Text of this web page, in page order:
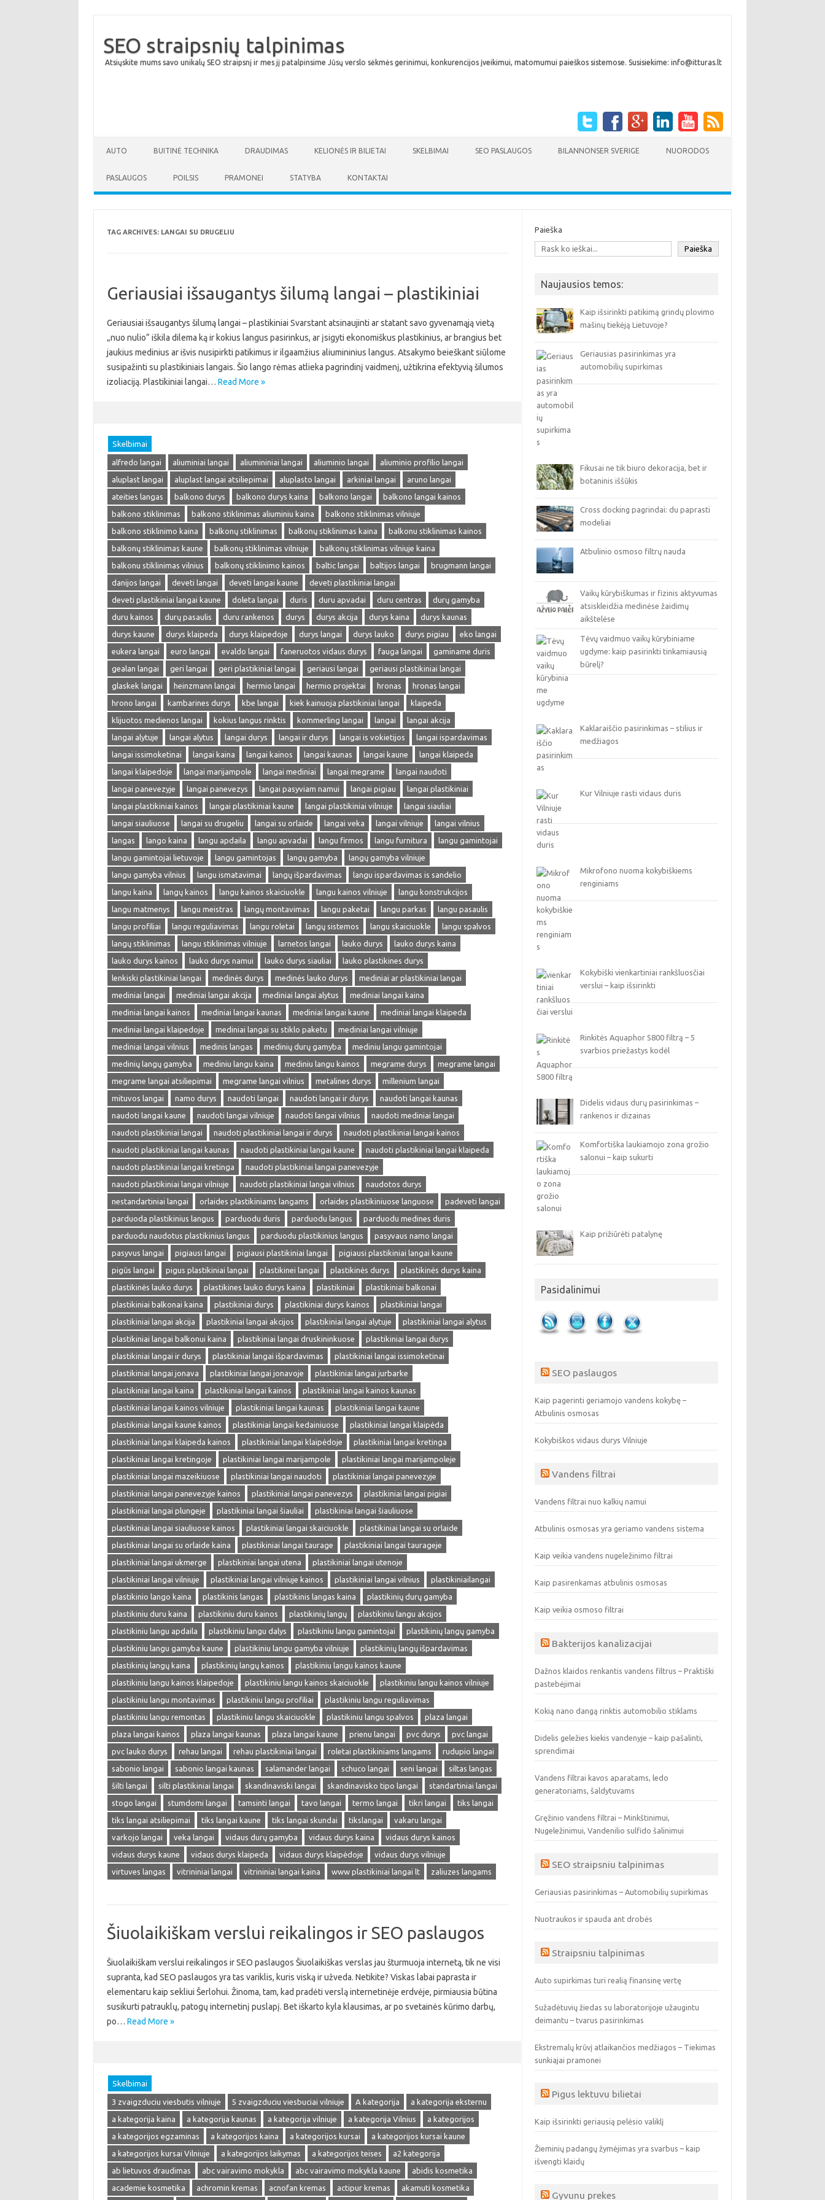
SEO straipsnių talpinimas
Atsiųskite mums savo unikalų SEO straipsnį ir mes jį patalpinsime Jūsų verslo sėkmės gerinimui, konkurencijos įveikimui, matomumui paieškos sistemose. Susisiekime: info@itturas.lt
AUTO BUITINĖ TECHNIKA DRAUDIMAS KELIONĖS IR BILIETAI SKELBIMAI SEO PASLAUGOS BILANNONSER SVERIGE NUORODOS
PASLAUGOS POILSIS PRAMONEI STATYBA KONTAKTAI
TAG ARCHIVES: LANGAI SU DRUGELIU
Geriausiai išsaugantys šilumą langai – plastikiniai
Geriausiai išsaugantys šilumą langai – plastikiniai Svarstant atsinaujinti ar statant savo gyvenamąją vietą
„nuo nulio“ iškila dilema ką ir kokius langus pasirinkus, ar įsigyti ekonomiškus plastikinius, ar brangius bet
jaukius medinius ar išvis nusipirkti patikimus ir ilgaamžius aliumininius langus. Atsakymo beieškant siūlome
susipažinti su plastikiniais langais. Šio lango rėmas atlieka pagrindinį vaidmenį, užtikrina efektyvią šilumos
izoliaciją. Plastikiniai langai… Read More »
Skelbimai
alfredo langai aliuminiai langai aliumininiai langai aliuminio langai
aliuminio profilio langai
aluplast langai
aluplast langai atsiliepimai aluplasto langai arkiniai langai
aruno langai
ateities langas
balkono durys balkono durys kaina balkono langai
balkono langai kainos
balkono stiklinimas
balkono stiklinimas aliuminiu kaina
balkono stiklinimas vilniuje
balkono stiklinimo kaina
balkonų stiklinimas balkonų stiklinimas kaina
balkonu stiklinimas kainos
balkonų stiklinimas kaune
balkonų stiklinimas vilniuje
balkonų stiklinimas vilniuje kaina
balkonu stiklinimas vilnius
balkonų stiklinimo kainos baltic langai baltijos langai
brugmann langai
danijos langai
deveti langai deveti langai kaune
deveti plastikiniai langai
deveti plastikiniai langai kaune
doleta langai duris duru apvadai duru centras
durų gamyba
duru kainos
durų pasaulis duru rankenos durys durys akcija durys kaina
durys kaunas
durys kaune
durys klaipeda durys klaipedoje durys langai durys lauko durys pigiau
eko langai
eukera langai
euro langai evaldo langai faneruotos vidaus durys fauga langai
gaminame duris
gealan langai
geri langai geri plastikiniai langai geriausi langai
geriausi plastikiniai langai
glaskek langai
heinzmann langai hermio langai hermio projektai hronas
hronas langai
hrono langai
kambarines durys kbe langai kiek kainuoja plastikiniai langai
klaipeda
klijuotos medienos langai
kokius langus rinktis kommerling langai langai
langai akcija
langai alytuje
langai alytus langai durys langai ir durys langai is vokietijos
langai ispardavimas
langai issimoketinai
langai kaina langai kainos langai kaunas langai kaune
langai klaipeda
langai klaipedoje
langai marijampole langai mediniai langai megrame
langai naudoti
langai panevezyje
langai panevezys langai pasyviam namui langai pigiau
langai plastikiniai
langai plastikiniai kainos
langai plastikiniai kaune langai plastikiniai vilniuje
langai siauliai
langai siauliuose
langai su drugeliu langai su orlaide langai veka langai vilniuje
langai vilnius
langas
lango kaina langu apdaila langu apvadai langu firmos langu furnitura
langu gamintojai
langu gamintojai lietuvoje
langu gamintojas langų gamyba
langų gamyba vilniuje
langu gamyba vilnius
langu ismatavimai langų išpardavimas
langu ispardavimas is sandelio
langu kaina
langų kainos langu kainos skaiciuokle langu kainos vilniuje
langu konstrukcijos
langu matmenys
langu meistras langų montavimas langu paketai langu parkas
langu pasaulis
langu profiliai
langu reguliavimas langu roletai langų sistemos langu skaiciuokle
langu spalvos
langų stiklinimas
langu stiklinimas vilniuje larnetos langai lauko durys
lauko durys kaina
lauko durys kainos
lauko durys namui lauko durys siauliai
lauko plastikines durys
lenkiski plastikiniai langai
medinės durys medinės lauko durys
mediniai ar plastikiniai langai
mediniai langai
mediniai langai akcija mediniai langai alytus
mediniai langai kaina
mediniai langai kainos
mediniai langai kaunas mediniai langai kaune
mediniai langai klaipeda
mediniai langai klaipedoje
mediniai langai su stiklo paketu
mediniai langai vilniuje
mediniai langai vilnius
medinis langas medinių durų gamyba
mediniu langu gamintojai
medinių langų gamyba
mediniu langu kaina mediniu langu kainos megrame durys
megrame langai
megrame langai atsiliepimai
megrame langai vilnius metalines durys
millenium langai
mituvos langai
namo durys naudoti langai naudoti langai ir durys
naudoti langai kaunas
naudoti langai kaune
naudoti langai vilniuje naudoti langai vilnius
naudoti mediniai langai
naudoti plastikiniai langai
naudoti plastikiniai langai ir durys
naudoti plastikiniai langai kainos
naudoti plastikiniai langai kaunas
naudoti plastikiniai langai kaune
naudoti plastikiniai langai klaipeda
naudoti plastikiniai langai kretinga
naudoti plastikiniai langai panevezyje
naudoti plastikiniai langai vilniuje
naudoti plastikiniai langai vilnius
naudotos durys
nestandartiniai langai
orlaides plastikiniams langams orlaides plastikiniuose languose
padeveti langai
parduoda plastikinius langus
parduodu duris parduodu langus
parduodu medines duris
parduodu naudotus plastikinius langus
parduodu plastikinius langus
pasyvaus namo langai
pasyvus langai
pigiausi langai pigiausi plastikiniai langai
pigiausi plastikiniai langai kaune
pigūs langai
pigus plastikiniai langai plastikinei langai plastikinės durys
plastikinės durys kaina
plastikinės lauko durys
plastikines lauko durys kaina plastikiniai
plastikiniai balkonai
plastikiniai balkonai kaina
plastikiniai durys plastikiniai durys kainos
plastikiniai langai
plastikiniai langai akcija
plastikiniai langai akcijos plastikiniai langai alytuje
plastikiniai langai alytus
plastikiniai langai balkonui kaina
plastikiniai langai druskininkuose
plastikiniai langai durys
plastikiniai langai ir durys
plastikiniai langai išpardavimas
plastikiniai langai issimoketinai
plastikiniai langai jonava
plastikiniai langai jonavoje
plastikiniai langai jurbarke
plastikiniai langai kaina
plastikiniai langai kainos
plastikiniai langai kainos kaunas
plastikiniai langai kainos vilniuje
plastikiniai langai kaunas
plastikiniai langai kaune
plastikiniai langai kaune kainos
plastikiniai langai kedainiuose
plastikiniai langai klaipėda
plastikiniai langai klaipeda kainos
plastikiniai langai klaipėdoje
plastikiniai langai kretinga
plastikiniai langai kretingoje
plastikiniai langai marijampole
plastikiniai langai marijampoleje
plastikiniai langai mazeikiuose
plastikiniai langai naudoti
plastikiniai langai panevezyje
plastikiniai langai panevezyje kainos
plastikiniai langai panevezys
plastikiniai langai pigiai
plastikiniai langai plungeje
plastikiniai langai šiauliai
plastikiniai langai šiauliuose
plastikiniai langai siauliuose kainos
plastikiniai langai skaiciuokle
plastikiniai langai su orlaide
plastikiniai langai su orlaide kaina
plastikiniai langai taurage
plastikiniai langai taurageje
plastikiniai langai ukmerge
plastikiniai langai utena
plastikiniai langai utenoje
plastikiniai langai vilniuje
plastikiniai langai vilniuje kainos plastikiniai langai vilnius
plastikiniailangai
plastikinio lango kaina
plastikinis langas plastikinis langas kaina
plastikinių durų gamyba
plastikiniu duru kaina
plastikiniu duru kainos plastikinių langų
plastikiniu langu akcijos
plastikiniu langu apdaila
plastikiniu langu dalys plastikiniu langu gamintojai
plastikinių langų gamyba
plastikiniu langu gamyba kaune
plastikiniu langu gamyba vilniuje
plastikinių langų išpardavimas
plastikinių langų kaina
plastikinių langų kainos
plastikiniu langu kainos kaune
plastikiniu langu kainos klaipedoje
plastikiniu langu kainos skaiciuokle
plastikiniu langu kainos vilniuje
plastikiniu langu montavimas
plastikiniu langu profiliai
plastikiniu langu reguliavimas
plastikiniu langu remontas
plastikiniu langu skaiciuokle plastikiniu langu spalvos
plaza langai
plaza langai kainos
plaza langai kaunas plaza langai kaune prienu langai pvc durys
pvc langai
pvc lauko durys
rehau langai rehau plastikiniai langai roletai plastikiniams langams
rudupio langai
sabonio langai
sabonio langai kaunas salamander langai schuco langai seni langai
siltas langas
šilti langai
silti plastikiniai langai skandinaviski langai skandinavisko tipo langai
standartiniai langai
stogo langai
stumdomi langai tamsinti langai tavo langai termo langai tikri langai
tiks langai
tiks langai atsiliepimai
tiks langai kaune tiks langai skundai tikslangai
vakaru langai
varkojo langai
veka langai vidaus durų gamyba vidaus durys kaina
vidaus durys kainos
vidaus durys kaune
vidaus durys klaipeda vidaus durys klaipėdoje
vidaus durys vilniuje
virtuves langas
vitrininiai langai vitrininiai langai kaina www plastikiniai langai lt zaliuzes langams
Šiuolaikiškam verslui reikalingos ir SEO paslaugos
Šiuolaikiškam verslui reikalingos ir SEO paslaugos Šiuolaikiškas verslas jau šturmuoja internetą, tik ne visi
supranta, kad SEO paslaugos yra tas variklis, kuris viską ir užveda. Netikite? Viskas labai paprasta ir
elementaru kaip sekliui Šerlohui. Žinoma, tam, kad pradėti verslą internetinėje erdvėje, pirmiausia būtina
susikurti patrauklų, patogų internetinį puslapį. Bet iškarto kyla klausimas, ar po svetainės kūrimo darbų,
po… Read More »
Skelbimai
3 zvaigzduciu viesbutis vilniuje 5 zvaigzduciu viesbuciai vilniuje A kategorija
a kategorija eksternu
a kategorija kaina
a kategorija kaunas a kategorija vilniuje a kategorija Vilnius
a kategorijos
a kategorijos egzaminas
a kategorijos kaina a kategorijos kursai
a kategorijos kursai kaune
a kategorijos kursai Vilniuje
a kategorijos laikymas a kategorijos teises
a2 kategorija
ab lietuvos draudimas
abc vairavimo mokykla abc vairavimo mokykla kaune
abidis kosmetika
academie kosmetika
achromin kremas acnofan kremas actipur kremas akamuti kosmetika
Paieška
Paieška
Naujausios temos:
Kaip išsirinkti patikimą grindų plovimo
mašinų tiekėją Lietuvoje?
Geriausias pasirinkimas yra
automobilių supirkimas
Fikusai ne tik biuro dekoracija, bet ir
botaninis iššūkis
Cross docking pagrindai: du paprasti
modeliai
Atbulinio osmoso filtrų nauda
Vaikų kūrybiškumas ir fizinis aktyvumas
atsiskleidžia medinėse žaidimų
aikštelėse
Tėvų vaidmuo vaikų kūrybiniame
ugdyme: kaip pasirinkti tinkamiausią
būrelį?
Kaklaraiščio pasirinkimas – stilius ir
medžiagos
Kur Vilniuje rasti vidaus duris
Mikrofono nuoma kokybiškiems
renginiams
Kokybiški vienkartiniai rankšluosčiai
verslui – kaip išsirinkti
Rinkitės Aquaphor S800 filtrą – 5
svarbios priežastys kodėl
Didelis vidaus durų pasirinkimas –
rankenos ir dizainas
Komfortiška laukiamojo zona grožio
salonui – kaip sukurti
Kaip prižiūrėti patalynę
Pasidalinimui
SEO paslaugos
Kaip pagerinti geriamojo vandens kokybę –
Atbulinis osmosas
Kokybiškos vidaus durys Vilniuje
Vandens filtrai
Vandens filtrai nuo kalkių namui
Atbulinis osmosas yra geriamo vandens sistema
Kaip veikia vandens nugeležinimo filtrai
Kaip pasirenkamas atbulinis osmosas
Kaip veikia osmoso filtrai
Bakterijos kanalizacijai
Dažnos klaidos renkantis vandens filtrus – Praktiški
pastebėjimai
Kokią nano dangą rinktis automobilio stiklams
Didelis geležies kiekis vandenyje – kaip pašalinti,
sprendimai
Vandens filtrai kavos aparatams, ledo
generatoriams, šaldytuvams
Gręžinio vandens filtrai – Minkštinimui,
Nugeležinimui, Vandenilio sulfido šalinimui
SEO straipsniu talpinimas
Geriausias pasirinkimas – Automobilių supirkimas
Nuotraukos ir spauda ant drobės
Straipsniu talpinimas
Auto supirkimas turi realią finansinę vertę
Sužadėtuvių žiedas su laboratorijoje užaugintu
deimantu – tvarus pasirinkimas
Ekstremalų krūvį atlaikančios medžiagos – Tiekimas
sunkiajai pramonei
Pigus lektuvu bilietai
Kaip išsirinkti geriausią pelėsio valiklį
Žieminių padangų žymėjimas yra svarbus – kaip
išvengti klaidų
Gyvunu prekes